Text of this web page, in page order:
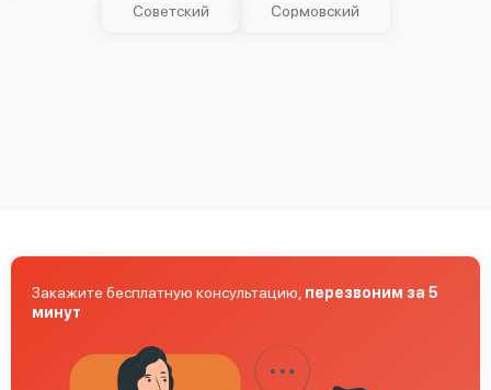
Mimaki CJV300-130 Plus
Советский Сормовский
Закажите бесплатную консультацию, перезвоним за 5
минут